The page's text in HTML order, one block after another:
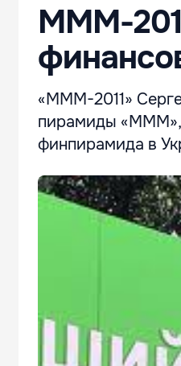
МММ-
«МММ-2011»
пирамиды «МММ»,
финпирамида в